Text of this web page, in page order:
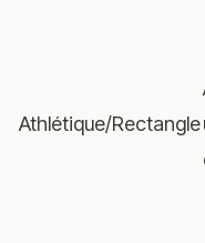
Athlétique/Rectangle